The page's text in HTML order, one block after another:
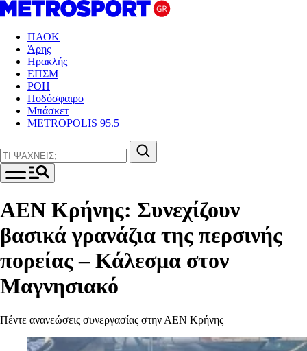
ΠΑΟΚ
Άρης
Ηρακλής
ΕΠΣΜ
ΡΟΗ
Ποδόσφαιρο
Μπάσκετ
METROPOLIS 95.5
ΑΕΝ Κρήνης: Συνεχίζουν
βασικά γρανάζια της περσινής
πορείας – Κάλεσμα στον
Μαγνησιακό
Πέντε ανανεώσεις συνεργασίας στην ΑΕΝ Κρήνης